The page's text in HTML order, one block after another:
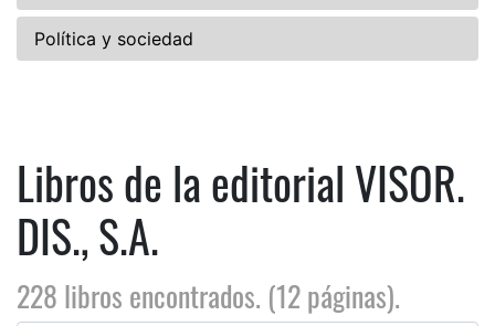
Política y sociedad
Libros de la editorial VISOR.
DIS., S.A.
228 libros encontrados. (12 páginas).